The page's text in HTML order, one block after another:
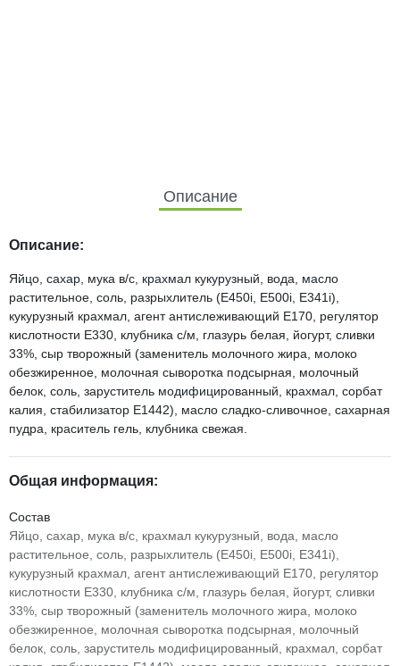
Описание
Описание:
Яйцо, сахар, мука в/с, крахмал кукурузный, вода, масло
растительное, соль, разрыхлитель (Е450i, E500i, E341i),
кукурузный крахмал, агент антислеживающий Е170, регулятор
кислотности Е330, клубника с/м, глазурь белая, йогурт, сливки
33%, сыр творожный (заменитель молочного жира, молоко
обезжиренное, молочная сыворотка подсырная, молочный
белок, соль, заруститель модифицированный, крахмал, сорбат
калия, стабилизатор Е1442), масло сладко-сливочное, сахарная
пудра, краситель гель, клубника свежая.
Общая информация:
Состав
Яйцо, сахар, мука в/с, крахмал кукурузный, вода, масло
растительное, соль, разрыхлитель (Е450i, E500i, E341i),
кукурузный крахмал, агент антислеживающий Е170, регулятор
кислотности Е330, клубника с/м, глазурь белая, йогурт, сливки
33%, сыр творожный (заменитель молочного жира, молоко
обезжиренное, молочная сыворотка подсырная, молочный
белок, соль, заруститель модифицированный, крахмал, сорбат